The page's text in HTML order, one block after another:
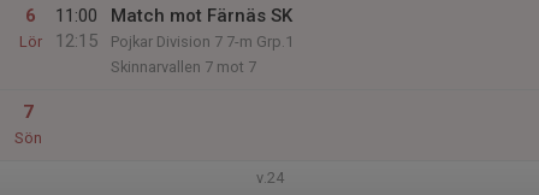
6
Lör
11:00
12:15
Match mot Färnäs SK
Pojkar Division 7 7-m Grp.1
Skinnarvallen 7 mot 7
7
Sön
v.24